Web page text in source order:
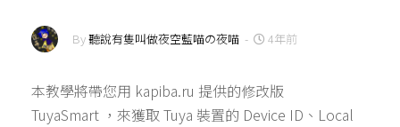
By聽說有隻叫做夜空藍喵の夜喵 - 4年前
本教學將帶您用 kapiba.ru 提供的修改版
TuyaSmart ，來獲取 Tuya 裝置的 Device ID、Local